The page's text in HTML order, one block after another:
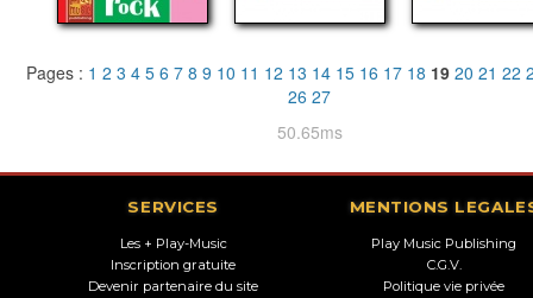
Pages : 1 2 3 4 5 6 7 8 9 10 11 12 13 14 15 16 17 18 19 20 21 22
26 27
50.65ms
SERVICES
Les + Play-Music
Inscription gratuite
Devenir partenaire du site
MENTIONS
Play Music Publishing
C.G.V.
Politique vie privée